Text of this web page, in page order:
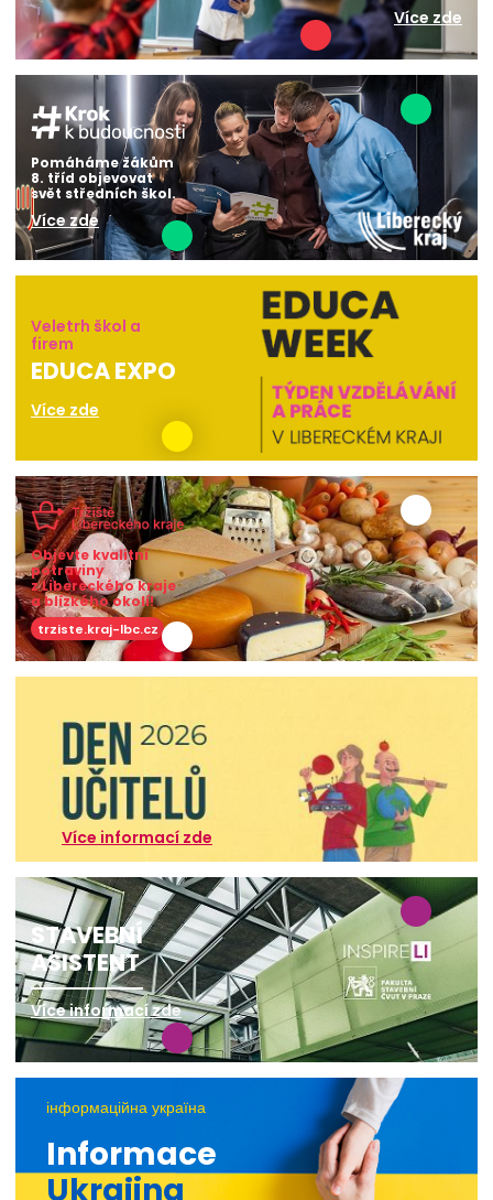
Více zde
Pomáháme žákům
8. tříd objevovat
svět středních škol.
Více zde
Veletrh škol a
firem
EDUCA EXPO
Více zde
Objevte kvalitní
potraviny
z Libereckého kraje
a blízkého okolí!
trziste.kraj-lbc.cz
Více informací zde
STAVEBNÍ
ASISTENT
Více informací zde
інформаційна україна
Informace
Ukrajina